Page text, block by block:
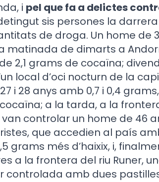
i pel que fa a delictes
sis persones la
de droga. Un home de
matinada de dimarts a
2,1 grams de cocaïna;
local d’oci nocturn de la
i 28 anys amb 0,7 i 0,4
a la tarda, a la
controlar un home de 46
que accedien al país
grams més d’haixix, i,
a la frontera del riu Runer,
controlada amb dues